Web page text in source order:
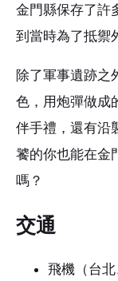
金門縣保存了許
到當時為了抵禦
除了軍事遺跡之
色，用炮彈做成
伴手禮，還有沿
饕的你也能在金
嗎？
交通
飛機（台